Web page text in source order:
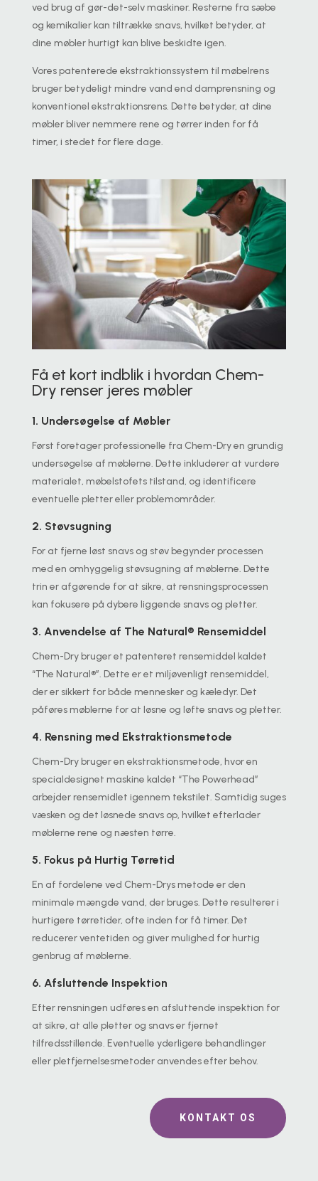
ved brug af gør-det-selv maskiner. Resterne fra sæbe
og kemikalier kan tiltrække snavs, hvilket betyder, at
dine møbler hurtigt kan blive beskidte igen.
Vores patenterede ekstraktionssystem til møbelrens
bruger betydeligt mindre vand end damprensning og
konventionel ekstraktionsrens. Dette betyder, at dine
møbler bliver nemmere rene og tørrer inden for få
timer, i stedet for flere dage.
Få et kort indblik i hvordan Chem-
Dry renser jeres møbler
1. Undersøgelse af Møbler
Først foretager professionelle fra Chem-Dry en grundig
undersøgelse af møblerne. Dette inkluderer at vurdere
materialet, møbelstofets tilstand, og identificere
eventuelle pletter eller problemområder.
2. Støvsugning
For at fjerne løst snavs og støv begynder processen
med en omhyggelig støvsugning af møblerne. Dette
trin er afgørende for at sikre, at rensningsprocessen
kan fokusere på dybere liggende snavs og pletter.
3. Anvendelse af The Natural® Rensemiddel
Chem-Dry bruger et patenteret rensemiddel kaldet
“The Natural®”. Dette er et miljøvenligt rensemiddel,
der er sikkert for både mennesker og kæledyr. Det
påføres møblerne for at løsne og løfte snavs og pletter.
4. Rensning med Ekstraktionsmetode
Chem-Dry bruger en ekstraktionsmetode, hvor en
specialdesignet maskine kaldet “The Powerhead”
arbejder rensemidlet igennem tekstilet. Samtidig suges
væsken og det løsnede snavs op, hvilket efterlader
møblerne rene og næsten tørre.
5. Fokus på Hurtig Tørretid
En af fordelene ved Chem-Drys metode er den
minimale mængde vand, der bruges. Dette resulterer i
hurtigere tørretider, ofte inden for få timer. Det
reducerer ventetiden og giver mulighed for hurtig
genbrug af møblerne.
6. Afsluttende Inspektion
Efter rensningen udføres en afsluttende inspektion for
at sikre, at alle pletter og snavs er fjernet
tilfredsstillende. Eventuelle yderligere behandlinger
eller pletfjernelsesmetoder anvendes efter behov.
KONTAKT OS